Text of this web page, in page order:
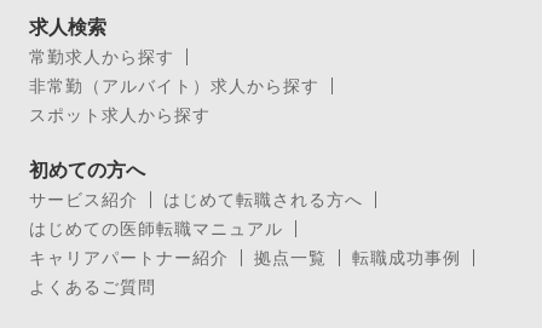
求人検索
常勤求人から探す
非常勤（アルバイト）求人から探す
スポット求人から探す
初めての方へ
サービス紹介
はじめて転職される方へ
はじめての医師転職マニュアル
キャリアパートナー紹介
拠点一覧
転職成功事例
よくあるご質問